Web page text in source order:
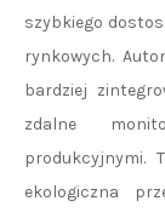
szybkiego
rynkowych.
bardziej
zdalne
produkcyjnymi.
ekologiczna